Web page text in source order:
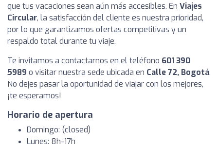
que tus vacaciones sean aún más accesibles. En Viajes
Circular, la satisfacción del cliente es nuestra prioridad,
por lo que garantizamos ofertas competitivas y un
respaldo total durante tu viaje.
Te invitamos a contactarnos en el teléfono 601 390
5989 o visitar nuestra sede ubicada en Calle 72, Bogotá.
No dejes pasar la oportunidad de viajar con los mejores,
¡te esperamos!
Horario de apertura
Domingo: (closed)
Lunes: 8h-17h